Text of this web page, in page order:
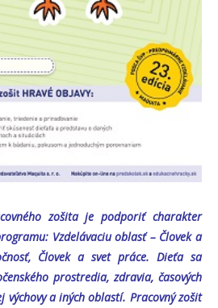
zošita je podporiť charakter
Vzdelávaciu oblasť – Človek a
Človek a svet práce. Dieťa sa
prostredia, zdravia, časových
výchovy a iných oblastí. Pracovný zošit